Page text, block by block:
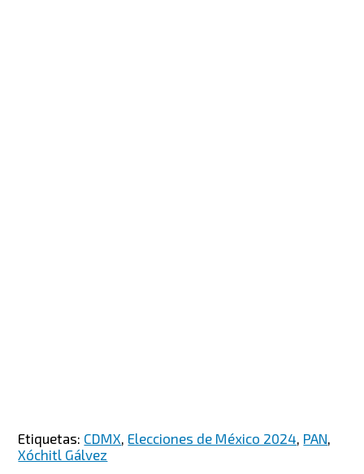
Etiquetas: CDMX Elecciones de México 2024 PAN
Xóchitl Gálvez